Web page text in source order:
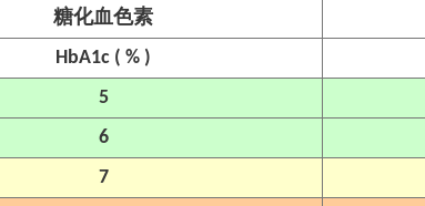
糖化血色素
HbA1c ( % )
5
6
7